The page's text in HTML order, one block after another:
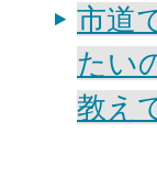
市道
たい
教え